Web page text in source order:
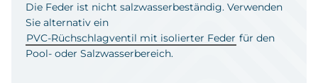
Die Feder ist nicht salzwasserbeständig. Verwenden
Sie alternativ ein
PVC-Rüchschlagventil mit isolierter Feder für den
Pool- oder Salzwasserbereich.